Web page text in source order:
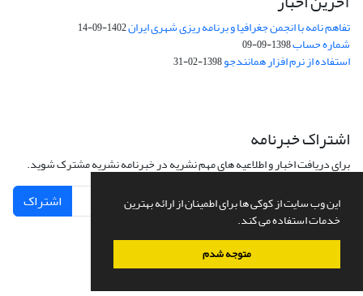
این وب سایت از کوکی ها برای اطمینان از ارائه بهترین
خدمات استفاده می کند.
متوجه شدم
تفاهم نامه با انجمن جغرافیا و برنامه ریزی شهری ایران1402-09-14
شماره حساب1398-09-09
استفاده از نرم افزار همانندجو1398-02-31
اشتراک خبرنامه
برای دریافت اخبار و اطلاعیه های مهم نشریه در خبرنامه نشریه مشترک شوید.
اشتراک
سامانه مدیریت نشریات علمی.طراحی و پیاده سازی ازسیناوب